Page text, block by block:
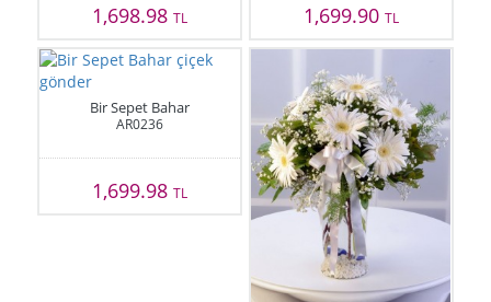
1,698.98TL 1,699.90 TL
Bir Sepet Bahar
AR0236
1,699.98TL